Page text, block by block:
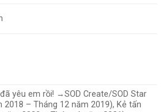
yêu em rồi! →SOD Create/SOD Star
2018 – Tháng 12 năm 2019), Kẻ tấn